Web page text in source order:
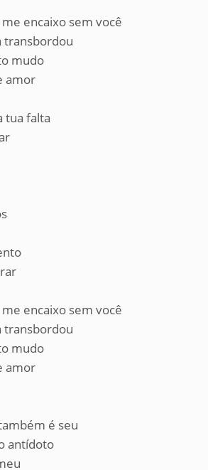
encaixo sem você
transbordou
mudo
amor
tua falta
encaixo sem você
transbordou
mudo
amor
é seu
antídoto